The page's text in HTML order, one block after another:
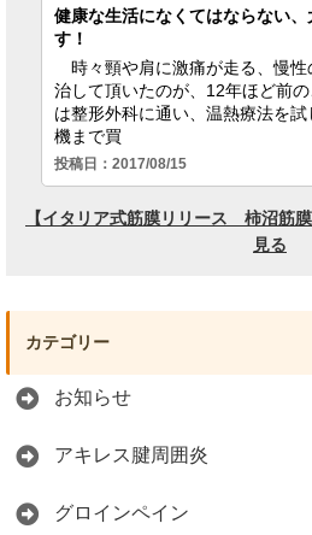
カテゴリー
お知らせ
アキレス腱周囲炎
グロインペイン